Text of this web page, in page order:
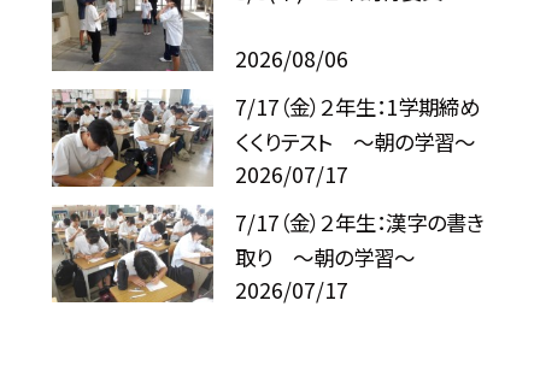
2026/08/06
7/17（金）２年生：1学期締め
くくりテスト ～朝の学習～
2026/07/17
7/17（金）２年生：漢字の書き
取り ～朝の学習～
2026/07/17